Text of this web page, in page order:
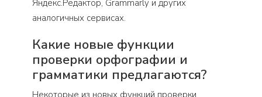
Яндекс.Редактор, Grammarly и других
аналогичных сервисах.
Какие новые функции
проверки орфографии и
грамматики предлагаются?
Некоторые из новых функций проверки